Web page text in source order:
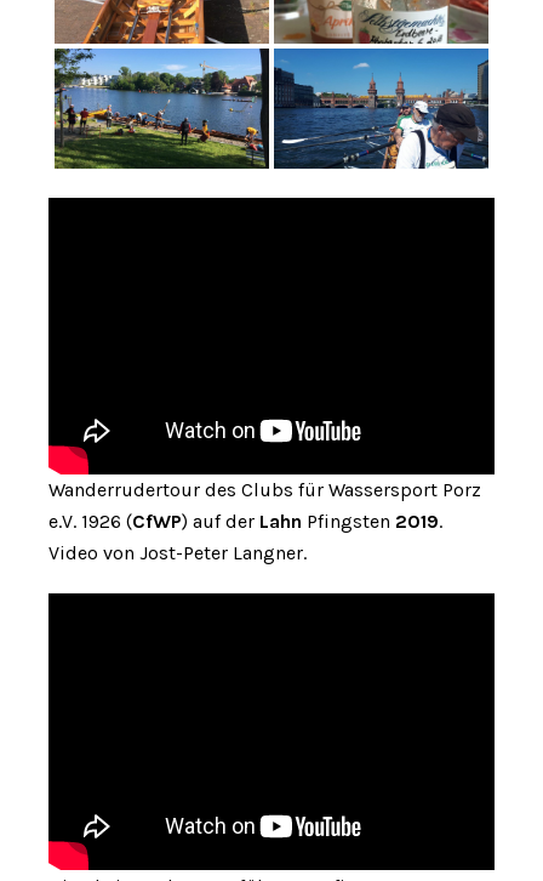
Wanderrudertour des Clubs für Wassersport Porz
e.V. 1926 (CfWP) auf der Lahn Pfingsten 2019.
Video von Jost-Peter Langner.